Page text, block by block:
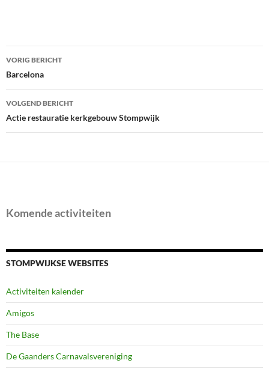
Bericht
navigatie
VORIG BERICHT
Barcelona
VOLGEND BERICHT
Actie restauratie kerkgebouw Stompwijk
Komende activiteiten
STOMPWIJKSE WEBSITES
Activiteiten kalender
Amigos
The Base
De Gaanders Carnavalsvereniging